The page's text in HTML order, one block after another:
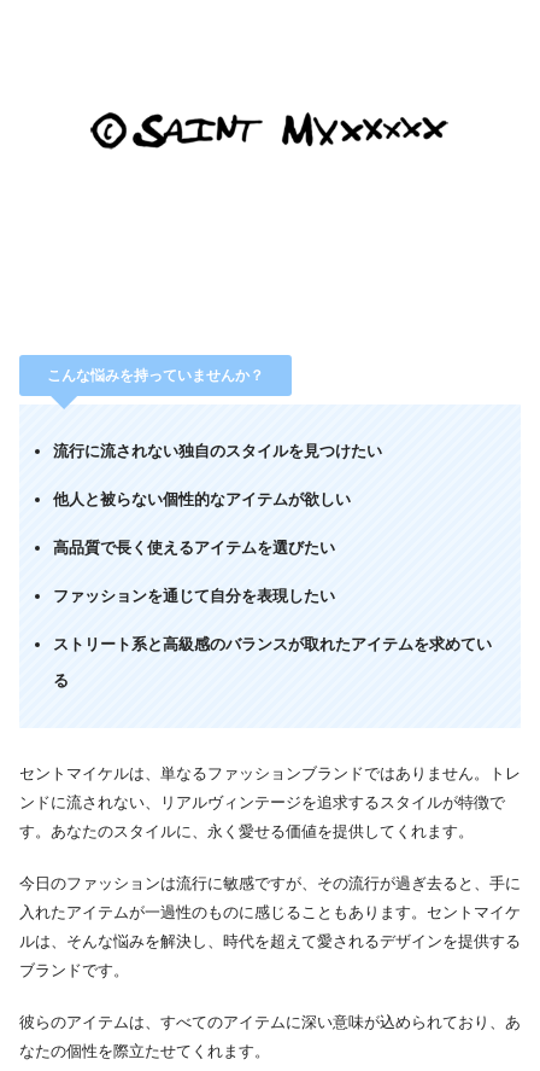
こんな悩みを持っていませんか？
流行に流されない独自のスタイルを見つけたい
他人と被らない個性的なアイテムが欲しい
高品質で長く使えるアイテムを選びたい
ファッションを通じて自分を表現したい
ストリート系と高級感のバランスが取れたアイテムを求めてい
る
セントマイケルは、単なるファッションブランドではありません。トレ
ンドに流されない、リアルヴィンテージを追求するスタイルが特徴で
す。あなたのスタイルに、永く愛せる価値を提供してくれます。
今日のファッションは流行に敏感ですが、その流行が過ぎ去ると、手に
入れたアイテムが一過性のものに感じることもあります。セントマイケ
ルは、そんな悩みを解決し、時代を超えて愛されるデザインを提供する
ブランドです。
彼らのアイテムは、すべてのアイテムに深い意味が込められており、あ
なたの個性を際立たせてくれます。